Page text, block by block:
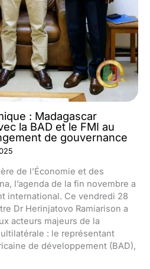
: Madagascar
la BAD et le FMI au
de gouvernance
de l’Économie et des
l’agenda de la fin novembre a
international. Ce vendredi 28
Dr Herinjatovo Ramiarison a
acteurs majeurs de la
: le représentant
de développement (BAD),